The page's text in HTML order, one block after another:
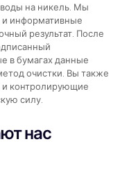
на никель. Мы
и информативные
результат. После
в бумагах данные
очистки. Вы также
и контролирующие
силу.
нас